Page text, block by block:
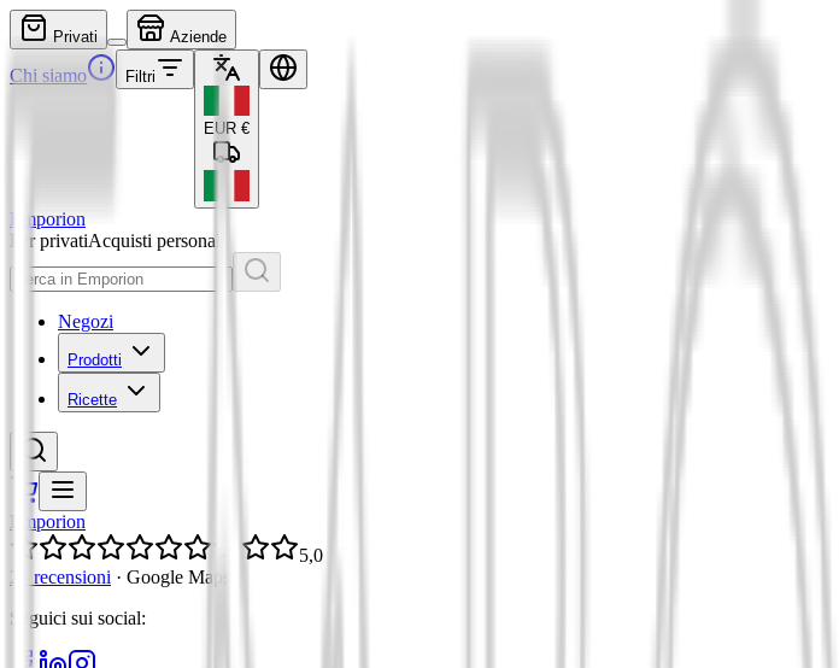
Privati Aziende
Chi siamo Filtri
EUR €
Emporion
Per privatiAcquisti personali
Negozi
Prodotti
Ricette
Emporion
5,0
21 recensioni · Google Maps
Seguici sui social: